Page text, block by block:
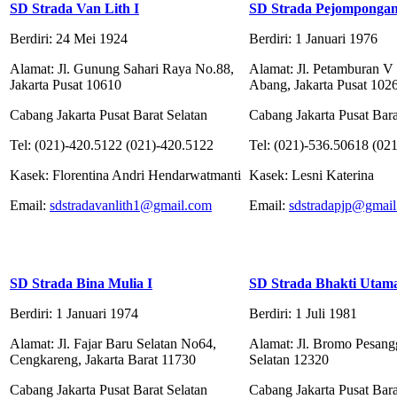
SD Strada Van Lith I
Berdiri: 24 Mei 1924
Alamat: Jl. Gunung Sahari Raya No.88,
Jakarta Pusat 10610
Cabang Jakarta Pusat Barat Selatan
Tel: (021)-420.5122 (021)-420.5122
Kasek: Florentina Andri Hendarwatmanti
Email: sdstradavanlith1@gmail.com
SD Strada
Berdiri: 1 Januari 1976
Alamat: Jl. Petamburan
Abang, Jakarta Pusat
Cabang Jakarta Pusat
Tel: (021)-536.50618
Kasek: Lesni Katerina
Email:
SD Strada Bina Mulia I
Berdiri: 1 Januari 1974
Alamat: Jl. Fajar Baru Selatan No64,
Cengkareng, Jakarta Barat 11730
Cabang Jakarta Pusat Barat Selatan
SD Strada Bhakti
Berdiri: 1 Juli 1981
Alamat: Jl. Bromo
Selatan 12320
Cabang Jakarta Pusat